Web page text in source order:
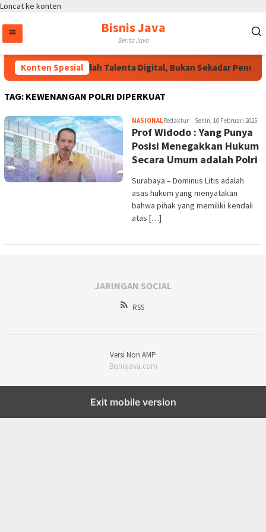
Loncat ke konten
Bisnis Java
Berita Java
Konten Spesial
Wakapolri: Jadilah Talenta Digital, Bukan Sekadar
TAG: KEWENANGAN POLRI DIPERKUAT
NASIONALRedaktur Senin, 10 Februari 2025
Prof Widodo : Yang Punya
Posisi Menegakkan Hukum
Secara Umum adalah Polri
Surabaya – Dominus Litis adalah
asas hukum yang menyatakan
bahwa pihak yang memiliki kendali
atas […]
JARINGAN SOCIAL
RSS
Versi Non AMP
Bisnisjava.com
Exit mobile version